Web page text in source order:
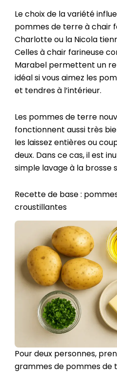
Le choix de la variété
pommes de terre à chair
Charlotte ou la Nicola
Celles à chair farineuse
Marabel permettent un
idéal si vous aimez les
et tendres à l’intérieur.
Les pommes de terre
fonctionnent aussi très
les laissez entières ou
deux. Dans ce cas, il est
simple lavage à la brosse
Recette de base :
croustillantes
Pour deux personnes,
grammes de pommes de